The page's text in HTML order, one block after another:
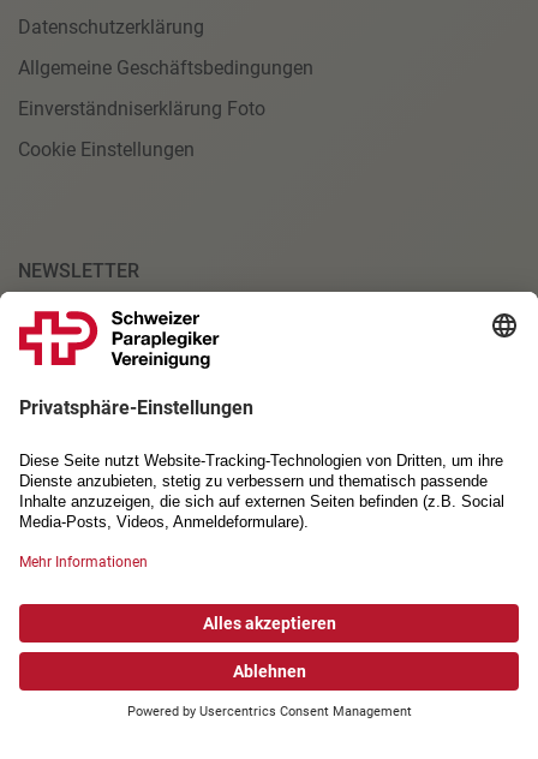
Datenschutzerklärung
Allgemeine Geschäftsbedingungen
Einverständniserklärung Foto
Cookie Einstellungen
NEWSLETTER
Anmeldung